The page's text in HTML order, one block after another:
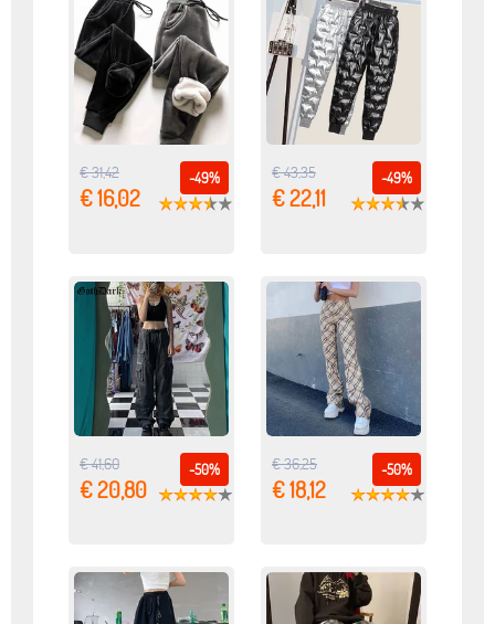
-49%
€ 31,42
€ 16,02
-49%
€ 43,35
€ 22,11
-50%
€ 41,60
€ 20,80
-50%
€ 36,25
€ 18,12